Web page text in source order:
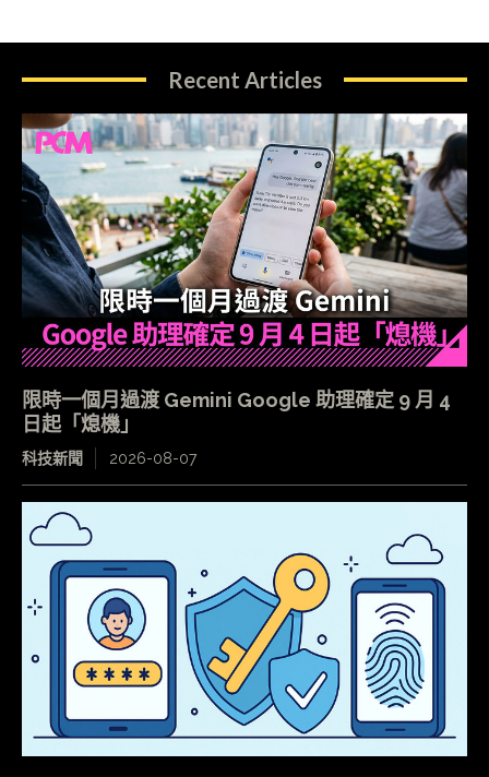
Recent Articles
限時一個月過渡 Gemini Google 助理確定 9 月 4
日起「熄機」
科技新聞 2026-08-07